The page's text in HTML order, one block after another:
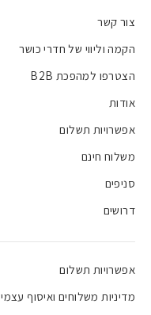
צור קשר
הקמה וליווי של חדרי כושר
הצטרפו למהפכת B2B
אודות
אפשרויות תשלום
משלוח חינם
סניפים
דרושים
אפשרויות תשלום
מדיניות משלוחים ואיסוף עצמי